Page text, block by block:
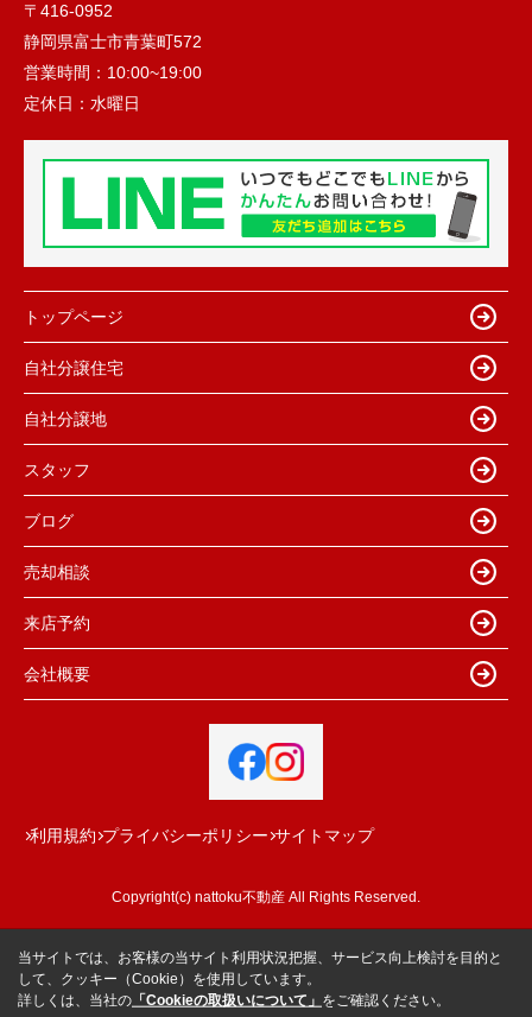
〒416-0952
静岡県富士市青葉町572
営業時間： 10:00~19:00
定休日： 水曜日
トップページ
自社分譲住宅
自社分譲地
スタッフ
ブログ
売却相談
来店予約
会社概要
利用規約 プライバシーポリシー サイトマップ
Copyright(c) nattoku不動産 All Rights Reserved.
当サイトでは、お客様の当サイト利用状況把握、サービス向上検討を目的と
して、クッキー（Cookie）を使用しています。
詳しくは、当社の 「Cookieの取扱いについて」 をご確認ください。